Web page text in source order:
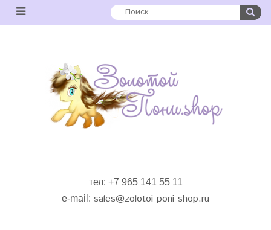
тел: +7 965 141 55 11
e-mail: sales@zolotoi-poni-shop.ru